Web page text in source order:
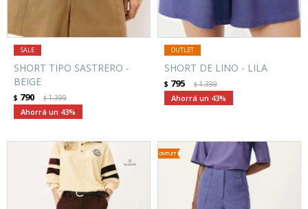
SHORT TIPO SASTRERO -
BEIGE
$ 790 $1.399
43
SHORT DE LINO - LILA
$ 795 $1.399
43